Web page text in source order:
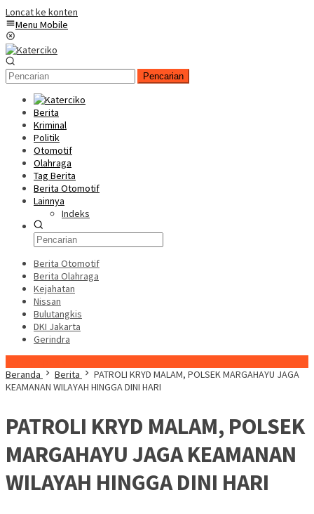
Loncat ke konten
Menu Mobile
Pencarian
Berita
Kriminal
Politik
Otomotif
Olahraga
Tag Berita
Berita Otomotif
Lainnya
Indeks
Berita Otomotif
Berita Olahraga
Kejahatan
Nissan
Bulutangkis
DKI Jakarta
Gerindra
Beranda
Berita
PATROLI KRYD MALAM, POLSEK MARGAHAYU JAGA
KEAMANAN WILAYAH HINGGA DINI HARI
PATROLI KRYD MALAM, POLSEK
MARGAHAYU JAGA KEAMANAN
WILAYAH HINGGA DINI HARI